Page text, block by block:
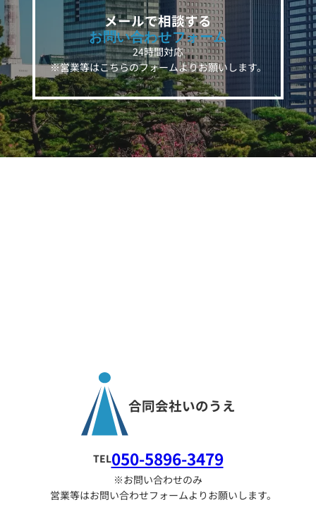
メールで相談する
お問い合わせフォーム
24時間対応
※営業等はこちらのフォームよりお願いします。
合同会社いのうえ
TEL050-5896-3479
※お問い合わせのみ
営業等はお問い合わせフォームよりお願いします。